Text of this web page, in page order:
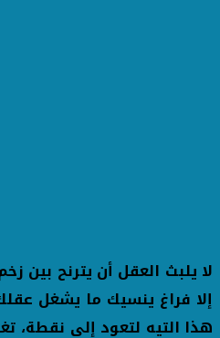
لا يلبث العقل أن يترنح بين
إلا فراغ ينسيك ما يشغل
هذا التيه لتعود إلى